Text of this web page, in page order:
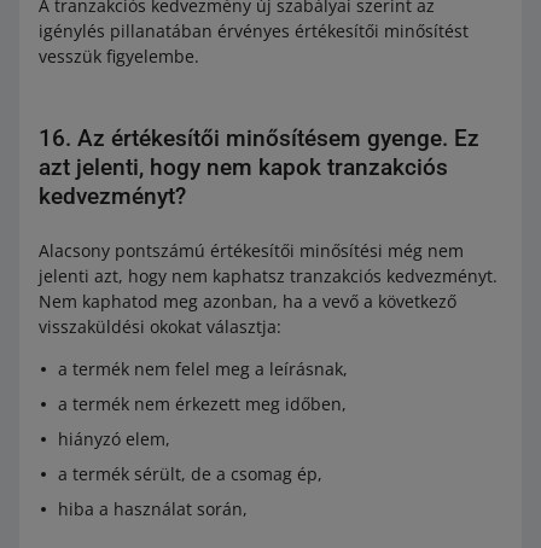
A tranzakciós kedvezmény új szabályai szerint az
igénylés pillanatában érvényes értékesítői minősítést
vesszük figyelembe.
16. Az értékesítői minősítésem gyenge. Ez
azt jelenti, hogy nem kapok tranzakciós
kedvezményt?
Alacsony pontszámú értékesítői minősítési még nem
jelenti azt, hogy nem kaphatsz tranzakciós kedvezményt.
Nem kaphatod meg azonban, ha a vevő a következő
visszaküldési okokat választja:
a termék nem felel meg a leírásnak,
a termék nem érkezett meg időben,
hiányzó elem,
a termék sérült, de a csomag ép,
hiba a használat során,